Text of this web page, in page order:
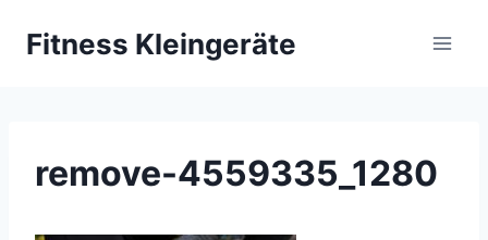
InhaltFitness Kleingeräte
remove-4559335_1280